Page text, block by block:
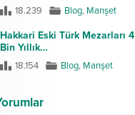
18.239 Blog, Manşet
Hakkari Eski Türk Mezarları 4
Bin Yıllık…
18.154 Blog, Manşet